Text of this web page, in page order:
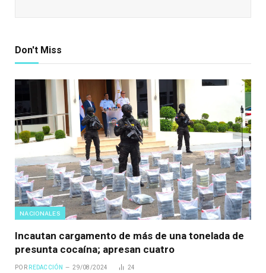
Don't Miss
NACIONALES
Incautan cargamento de más de una tonelada de
presunta cocaína; apresan cuatro
POR REDACCIÓN 29/08/2024 24